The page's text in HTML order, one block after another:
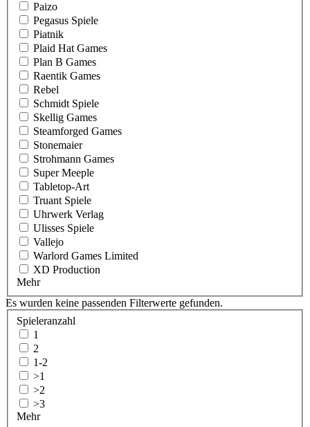
Paizo
Pegasus Spiele
Piatnik
Plaid Hat Games
Plan B Games
Raentik Games
Rebel
Schmidt Spiele
Skellig Games
Steamforged Games
Stonemaier
Strohmann Games
Super Meeple
Tabletop-Art
Truant Spiele
Uhrwerk Verlag
Ulisses Spiele
Vallejo
Warlord Games Limited
XD Production
Mehr
Es wurden keine passenden Filterwerte gefunden.
Spieleranzahl
1
2
1-2
>1
>2
>3
Mehr